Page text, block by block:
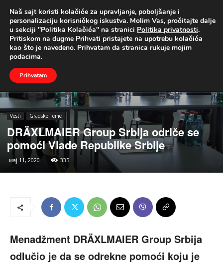
UŽIVO
Naslovna Vesti Gradske Teme
Vesti Gradske Teme
DRÄXLMAIER Group Srbija odriče se
pomoći Vlade Republike Srbije
мај 11, 2020 335
Menadžment DRÄXLMAIER Group Srbija
odlučio je da se odrekne pomoći koju je
Naš sajt koristi kolačiće za upravljanje, poboljšanje i
personalizaciju korisničkog iskustva. Molim Vas, pročitajte dalje
u sekciji "Politika Kolačića" na stranici Politika privatnosti.
Pritiskom na dugme Prihvati pristajete na upotrebu kolačića
kao što je navedeno. Prihvatam da stranica rukuje mojim
podacima.
Prihvatam